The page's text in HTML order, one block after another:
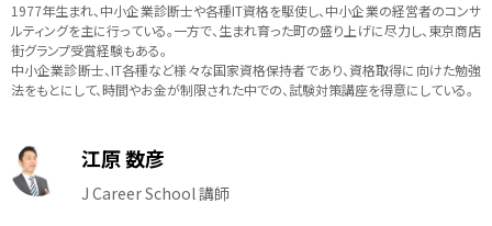
1977年生まれ、中小企業診断士や各種IT資格を駆使し、中小企業の経営者のコンサ
ルティングを主に行っている。一方で、生まれ育った町の盛り上げに尽力し、東京商店
街グランプ受賞経験もある。
中小企業診断士、IT各種など様々な国家資格保持者であり、資格取得に向けた勉強
法をもとにして、時間やお金が制限された中での、試験対策講座を得意にしている。
江原 数彦
J Career School 講師